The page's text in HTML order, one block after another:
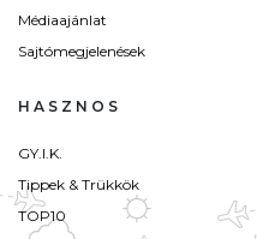
Médiaajánlat
Sajtómegjelenések
HASZNOS
GY.I.K.
Tippek & Trükkök
TOP10